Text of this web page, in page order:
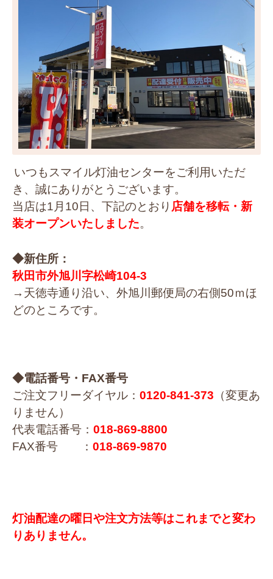
いつもスマイル灯油センターをご利用いただ
き、誠にありがとうございます。
当店は1月10日、下記のとおり 店舗を移転・新
装オープンいたしました。
◆新住所：
秋田市外旭川字松崎104-3
→天徳寺通り沿い、外旭川郵便局の右側50ｍほ
どのところです。
◆電話番号・FAX番号
ご注文フリーダイヤル： 0120-841-373 （変更あ
りません）
代表電話番号： 018-869-8800
FAX番号 ： 018-869-9870
灯油配達の曜日や注文方法等はこれまでと変わ
りありません。